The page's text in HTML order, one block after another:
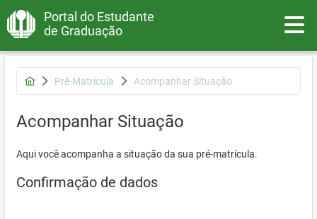
Portal do Estudante
de Graduação
Pré-Matrícula Acompanhar Situação
Acompanhar Situação
Aqui você acompanha a situação da sua pré-matrícula.
Confirmação de dados